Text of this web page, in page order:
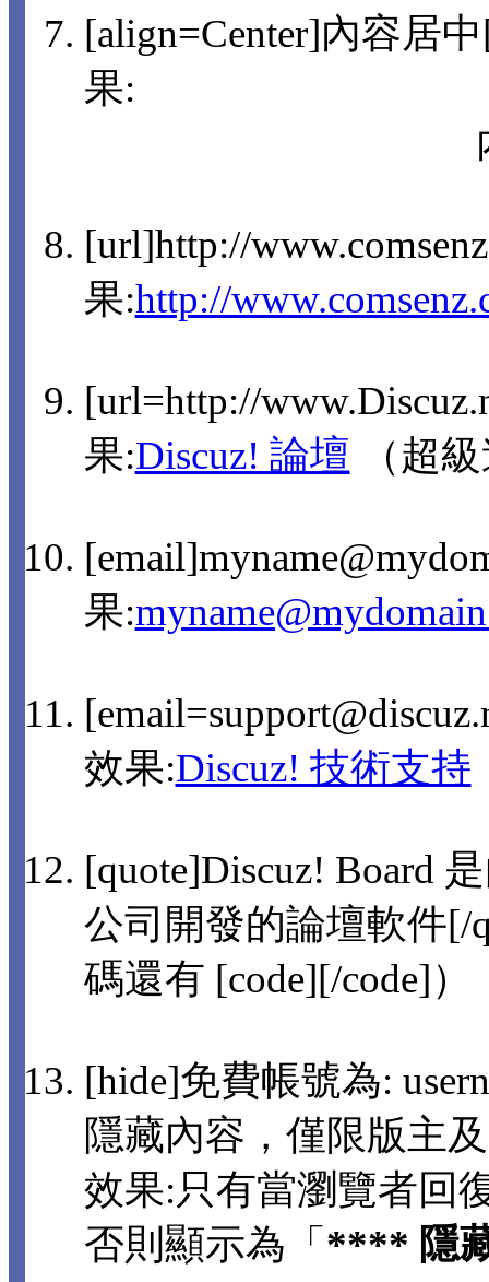
[align=Center]內容居
果:
[url]http://
果:http://
[url=http://
果:Discuz! 論壇 （超
果:
效果:Discuz! 技術支持
[quote]Discuz! Board
公司開發的論壇軟件
碼還有 [code][/code]）
[hide]免費帳號為:
隱藏內容，僅限版主
效果:只有當瀏覽者回
否則顯示為「 **** 隱